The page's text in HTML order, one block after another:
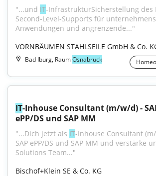
"...und IT-InfrastrukturSicherstellung des
Second-Level-Supports für
Anwendungen und angrenzende..."
VORNBÄUMEN STAHLSEILE GmbH & Co.
Bad Iburg, RaumOsnabrück
IT-Inhouse Consultant (m/w/d) -
ePP/DS und SAP MM
"...Dich jetzt als IT-Inhouse Consultant (m/
SAP ePP/DS und SAP MM und verstärke
Solutions Team..."
Bischof+Klein SE & Co. KG